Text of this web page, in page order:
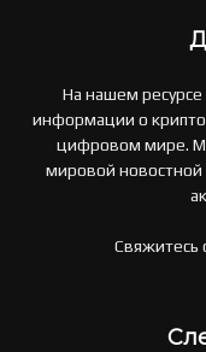
На нашем
информации о
цифровом мире.
мировой новостной
Свяжитесь